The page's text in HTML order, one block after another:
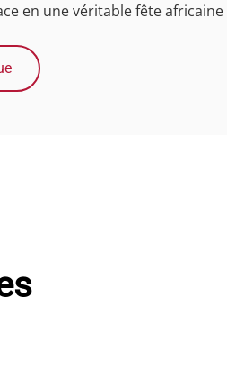
en une véritable fête